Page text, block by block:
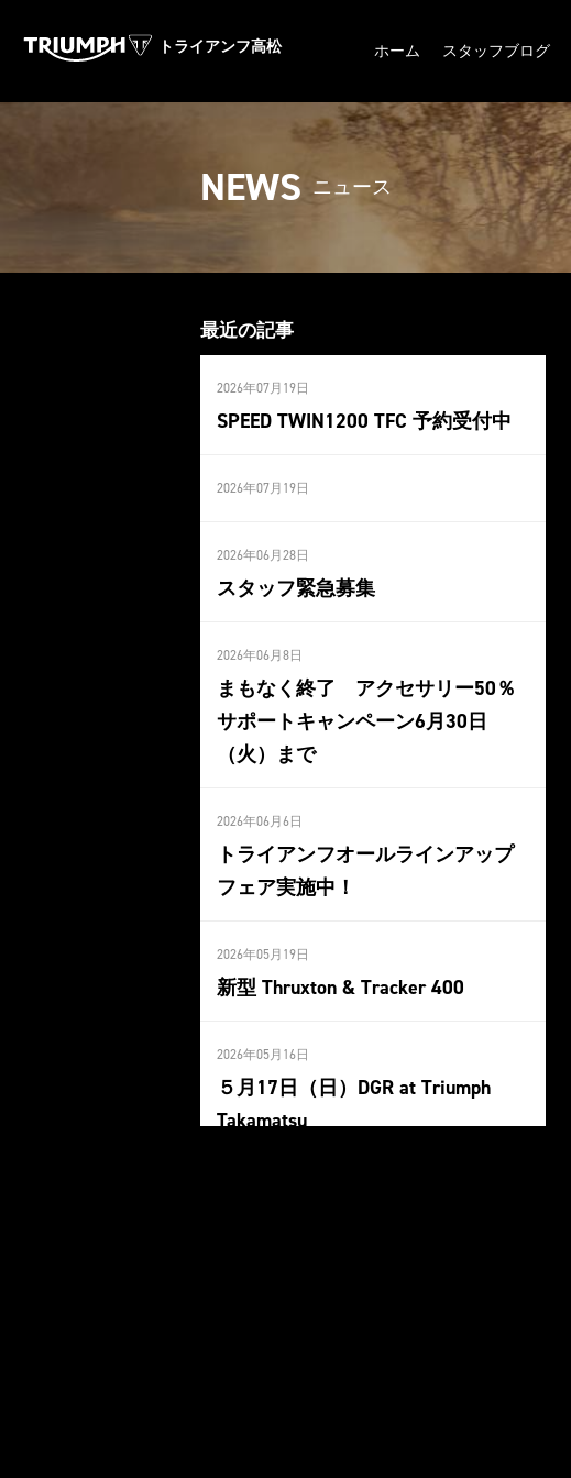
トライアンフ高松 ホーム スタッフブログ
NEWS ニュース
最近の記事
2026年07月19日
SPEED TWIN1200 TFC 予約受付中
2026年07月19日
2026年06月28日
スタッフ緊急募集
2026年06月8日
まもなく終了 アクセサリー50％
サポートキャンペーン6月30日
（火）まで
2026年06月6日
トライアンフオールラインアップ
フェア実施中！
2026年05月19日
新型 Thruxton & Tracker 400
2026年05月16日
５月17日（日）DGR at Triumph
Takamatsu